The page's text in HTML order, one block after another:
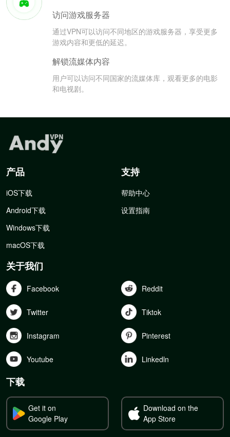
访问游戏服务器
通过VPN可以访问不同地区的游戏服务器，享受更多
游戏内容和更低的延迟。
解锁流媒体内容
用户可以访问不同国家的流媒体库，观看更多的电影
和电视剧。
产品
iOS下载
Android下载
Windows下载
macOS下载
支持
帮助中心
设置指南
关于我们
Facebook Reddit
Twitter Tiktok
Instagram Pinterest
Youtube Linkedln
下载
Get it on
Google Play
Download on the
App Store